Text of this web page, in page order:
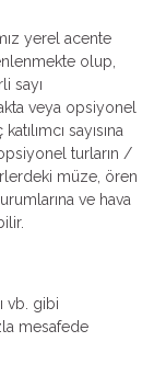
yerel acente
olup,
sayı
veya opsiyonel
sayısına
turların /
müze, ören
ve hava
vb. gibi
mesafede